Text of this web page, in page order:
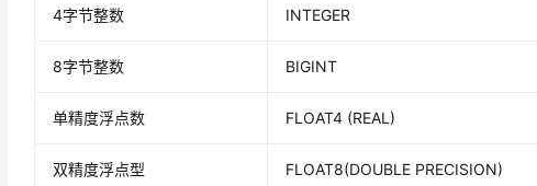
4字节整数 INTEGER
8字节整数 BIGINT
单精度浮点数 FLOAT4 (REAL)
双精度浮点型 FLOAT8(DOUBLE PRECISION)